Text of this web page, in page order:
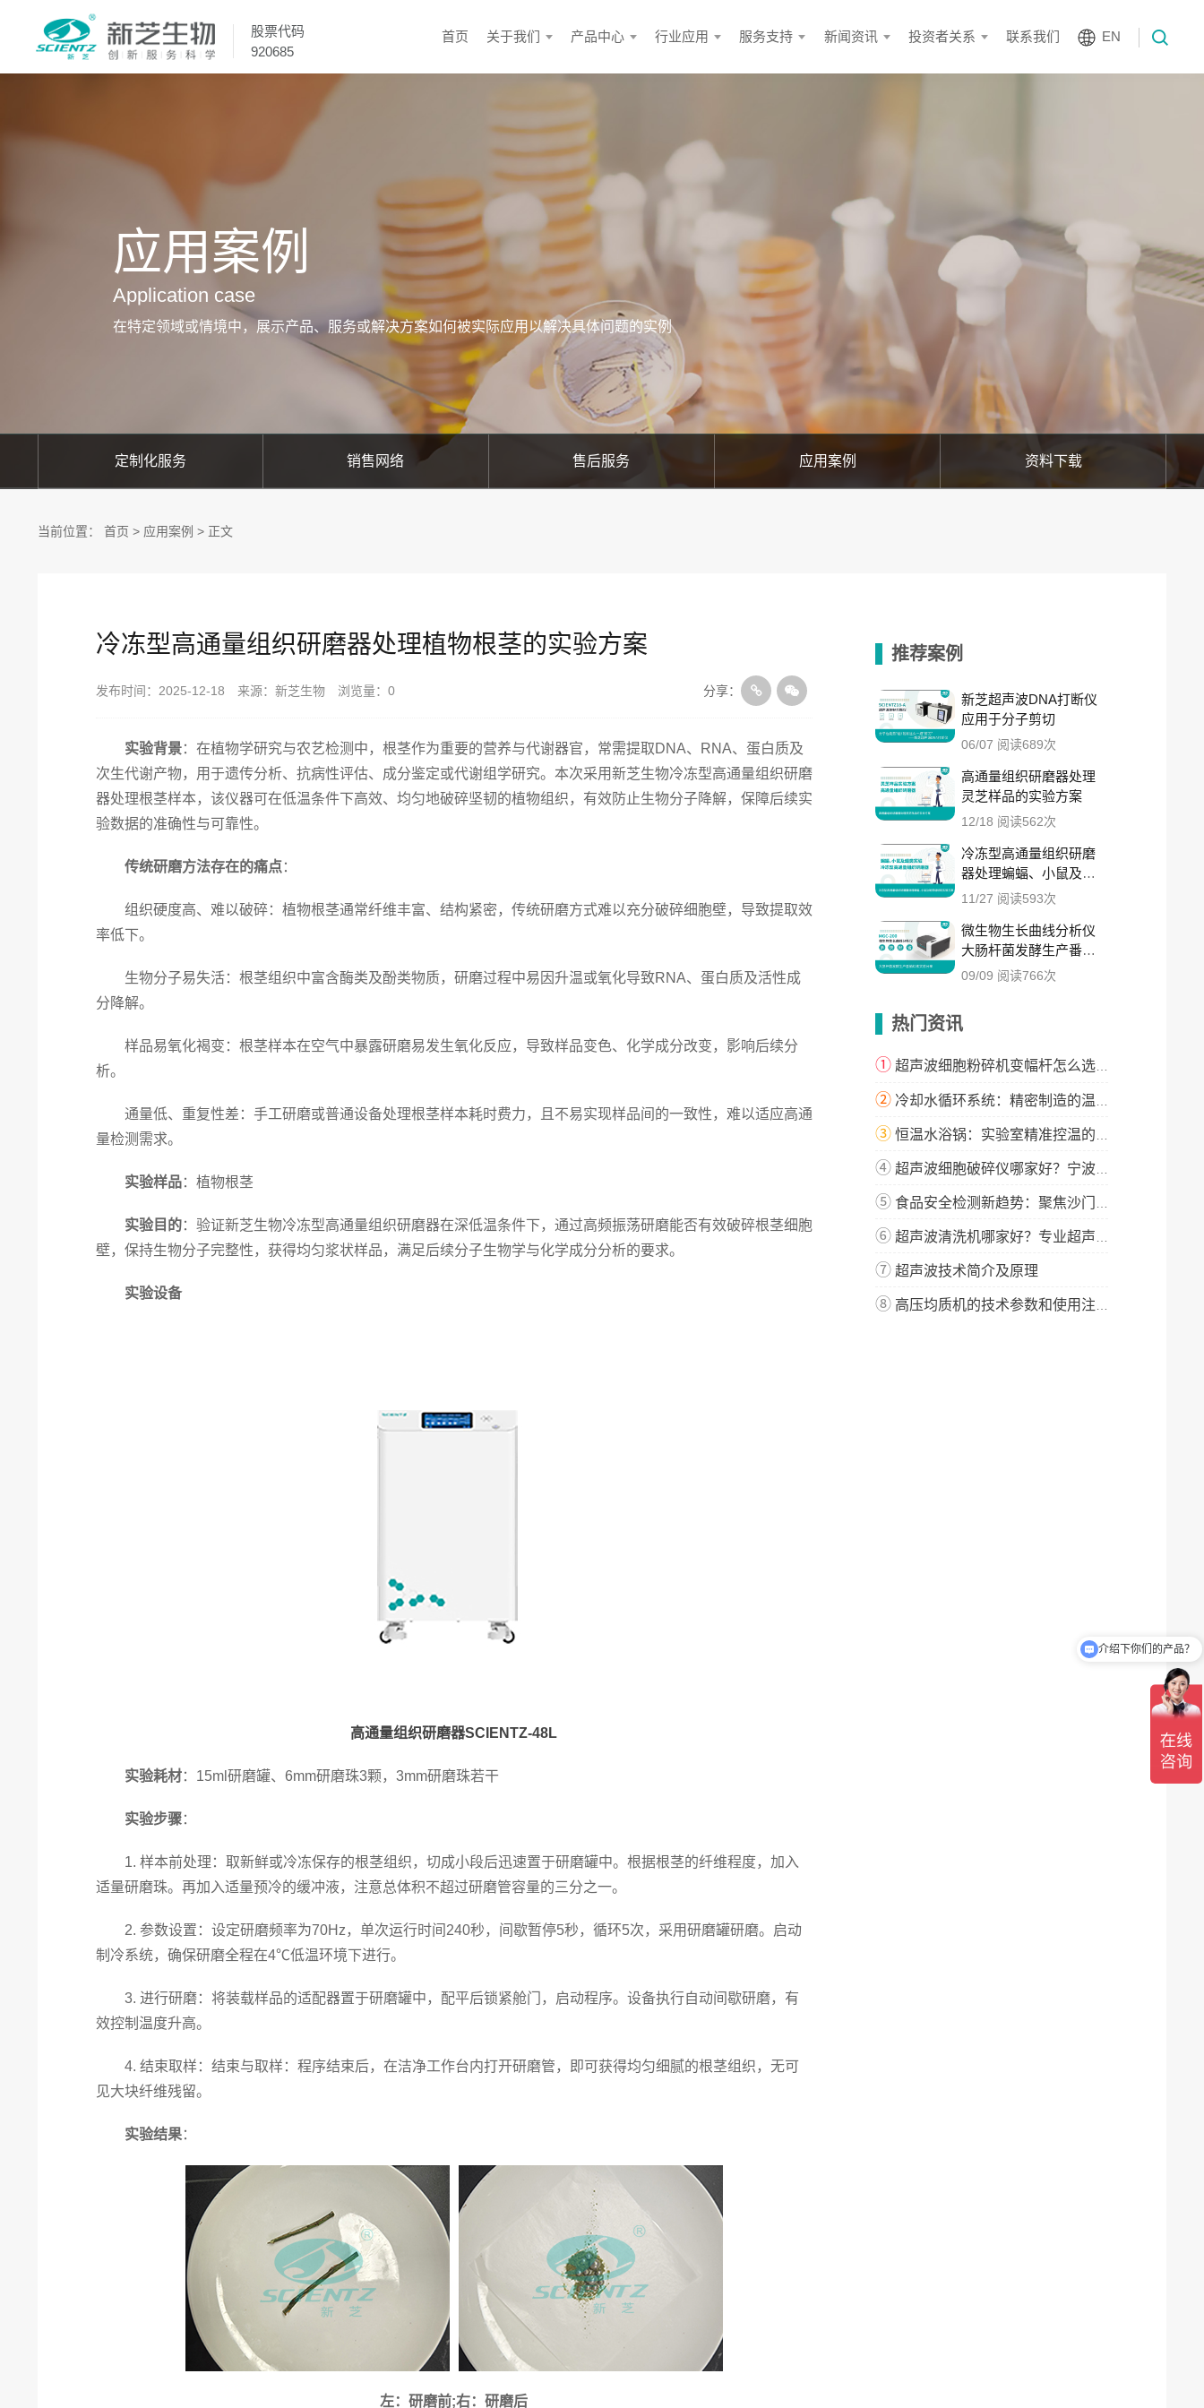
股票代码
920685
首页 关于我们 产品中心 行业应用 服务支持 新闻资讯 投资者关系 联系我们 EN
应用案例
Application case
在特定领域或情境中，展示产品、服务或解决方案如何被实际应用以解决具体问题的实例
定制化服务 销售网络 售后服务 应用案例 资料下载
当前位置： 首页 > 应用案例 > 正文
冷冻型高通量组织研磨器处理植物根茎的实验方案
发布时间：2025-12-18 来源：新芝生物 浏览量： 0 分享：
实验背景：在植物学研究与农艺检测中，根茎作为重要的营养与代谢器官，常需提取DNA、RNA、蛋白质及
次生代谢产物，用于遗传分析、抗病性评估、成分鉴定或代谢组学研究。本次采用新芝生物冷冻型高通量组织研磨
器处理根茎样本，该仪器可在低温条件下高效、均匀地破碎坚韧的植物组织，有效防止生物分子降解，保障后续实
验数据的准确性与可靠性。
传统研磨方法存在的痛点：
组织硬度高、难以破碎：植物根茎通常纤维丰富、结构紧密，传统研磨方式难以充分破碎细胞壁，导致提取效
率低下。
生物分子易失活：根茎组织中富含酶类及酚类物质，研磨过程中易因升温或氧化导致RNA、蛋白质及活性成
分降解。
样品易氧化褐变：根茎样本在空气中暴露研磨易发生氧化反应，导致样品变色、化学成分改变，影响后续分
析。
通量低、重复性差：手工研磨或普通设备处理根茎样本耗时费力，且不易实现样品间的一致性，难以适应高通
量检测需求。
实验样品：植物根茎
实验目的：验证新芝生物冷冻型高通量组织研磨器在深低温条件下，通过高频振荡研磨能否有效破碎根茎细胞
壁，保持生物分子完整性，获得均匀浆状样品，满足后续分子生物学与化学成分分析的要求。
实验设备
高通量组织研磨器SCIENTZ-48L
实验耗材：15ml研磨罐、6mm研磨珠3颗，3mm研磨珠若干
实验步骤：
1. 样本前处理：取新鲜或冷冻保存的根茎组织，切成小段后迅速置于研磨罐中。根据根茎的纤维程度，加入
适量研磨珠。再加入适量预冷的缓冲液，注意总体积不超过研磨管容量的三分之一。
2. 参数设置：设定研磨频率为70Hz，单次运行时间240秒，间歇暂停5秒，循环5次，采用研磨罐研磨。启动
制冷系统，确保研磨全程在4℃低温环境下进行。
3. 进行研磨：将装载样品的适配器置于研磨罐中，配平后锁紧舱门，启动程序。设备执行自动间歇研磨，有
效控制温度升高。
4. 结束取样：结束与取样：程序结束后，在洁净工作台内打开研磨管，即可获得均匀细腻的根茎组织，无可
见大块纤维残留。
实验结果：
左：研磨前;右：研磨后
推荐案例
新芝超声波DNA打断仪
应用于分子剪切
06/07 阅读689次
高通量组织研磨器处理
灵芝样品的实验方案
12/18 阅读562次
冷冻型高通量组织研磨
器处理蝙蝠、小鼠及蛙
类组织的实验方案
11/27 阅读593次
微生物生长曲线分析仪
大肠杆菌发酵生产番茄
红素实验
09/09 阅读766次
热门资讯
① 超声波细胞粉碎机变幅杆怎么选？这篇指南教你精准匹配！
② 冷却水循环系统：精密制造的温度守护者
③ 恒温水浴锅：实验室精准控温的解决方案
④ 超声波细胞破碎仪哪家好？宁波新芝生物科技实力解析
⑤ 食品安全检测新趋势：聚焦沙门氏菌与微生物检测技术升级
⑥ 超声波清洗机哪家好？专业超声波清洗机厂家-宁波新芝生物
⑦ 超声波技术简介及原理
⑧ 高压均质机的技术参数和使用注意事项
介绍下你们的产品？